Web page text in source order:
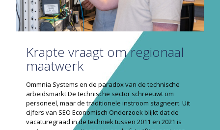
Krapte vraagt om regionaal
maatwerk
Ommnia Systems en de paradox van de technische
arbeidsmarkt De technische sector schreeuwt om
personeel, maar de traditionele instroom stagneert. Uit
cijfers van SEO Economisch Onderzoek blijkt dat de
vacaturegraad in de techniek tussen 2011 en 2021 is